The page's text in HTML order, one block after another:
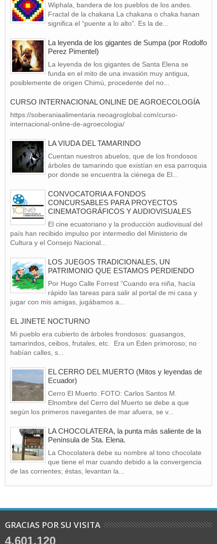
Wiphala, bandera de los pueblos de los andes.
Fractal de la chakana La chakana o chaka hanan
significa el “puente a lo alto”. Es la de...
La leyenda de los gigantes de Sumpa (por Rodolfo
Perez Pimentel)
La leyenda de los gigantes de Santa Elena se
funda en el mito de una invasión muy antigua,
posiblemente de origen Chimú, procedente del no...
CURSO INTERNACIONAL ONLINE DE AGROECOLOGÍA
https://soberaniaalimentaria.neoagroglobal.com/curso-
internacional-online-de-agroecologia/
LA VIUDA DEL TAMARINDO
Cuentan nuestros abuelos, que de los frondosos
árboles de tamarindo que existían en esa parroquia
por donde se encuentra la ciénega de El...
CONVOCATORIA A FONDOS
CONCURSABLES PARA PROYECTOS
CINEMATOGRÁFICOS Y AUDIOVISUALES
El cine ecuatoriano y la producción audiovisual del
país han recibido impulso por intermedio del Ministerio de
Cultura y el Consejo Nacional...
LOS JUEGOS TRADICIONALES, UN
PATRIMONIO QUE ESTAMOS PERDIENDO
Por Hugo Calle Forrest “Cuando era niña, hacía
rápido las tareas para salir al portal de mi casa y
jugar con mis amigas, jugábamos a...
EL JINETE NOCTURNO
Mi pueblo era cubierto de árboles frondosos: guasangos,
tamarindos, ceibos, frutales, etc. Era un Eden primoroso; no
habían calles, s...
EL CERRO DEL MUERTO (Mitos y leyendas de
Ecuador)
Cerro El Muerto. FOTO: Carlos Santos M.
Elnombre del Cerro del Muerto se debe a que
según los primeros navegantes de mar afuera, se v...
LA CHOCOLATERA, la punta más saliente de la
Península de Sta. Elena.
La Chocolatera debe su nombre al tono chocolate
que tiene el mar cuando debido a la convergencia
de las corrientes; éstas, levantan la...
GRACIAS POR SU VISITA
4,601,120